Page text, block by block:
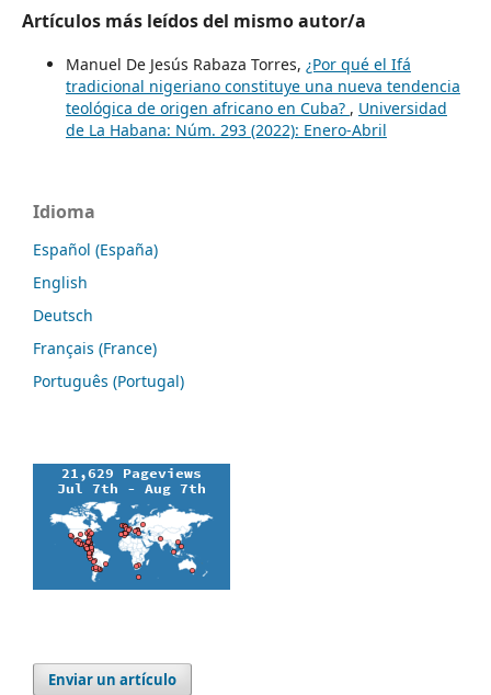
Artículos más leídos del mismo autor/a
Manuel De Jesús Rabaza Torres, ¿Por qué el Ifá
tradicional nigeriano constituye una nueva tendencia
teológica de origen africano en Cuba? , Universidad
de La Habana: Núm. 293 (2022): Enero-Abril
Idioma
Español (España)
English
Deutsch
Français (France)
Português (Portugal)
Enviar un artículo